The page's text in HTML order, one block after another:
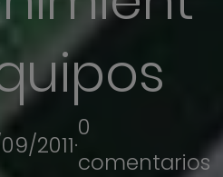
2011·
0
comentarios